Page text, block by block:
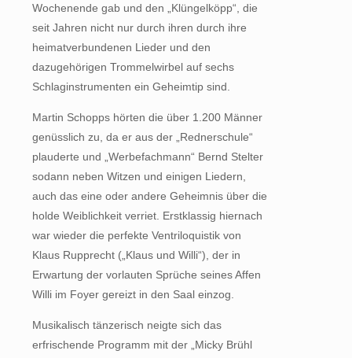
Wochenende gab und den „Klüngelköpp“, die
seit Jahren nicht nur durch ihren durch ihre
heimatverbundenen Lieder und den
dazugehörigen Trommelwirbel auf sechs
Schlaginstrumenten ein Geheimtip sind.
Martin Schopps hörten die über 1.200 Männer
genüsslich zu, da er aus der „Rednerschule“
plauderte und „Werbefachmann“ Bernd Stelter
sodann neben Witzen und einigen Liedern,
auch das eine oder andere Geheimnis über die
holde Weiblichkeit verriet. Erstklassig hiernach
war wieder die perfekte Ventriloquistik von
Klaus Rupprecht („Klaus und Willi“), der in
Erwartung der vorlauten Sprüche seines Affen
Willi im Foyer gereizt in den Saal einzog.
Musikalisch tänzerisch neigte sich das
erfrischende Programm mit der „Micky Brühl